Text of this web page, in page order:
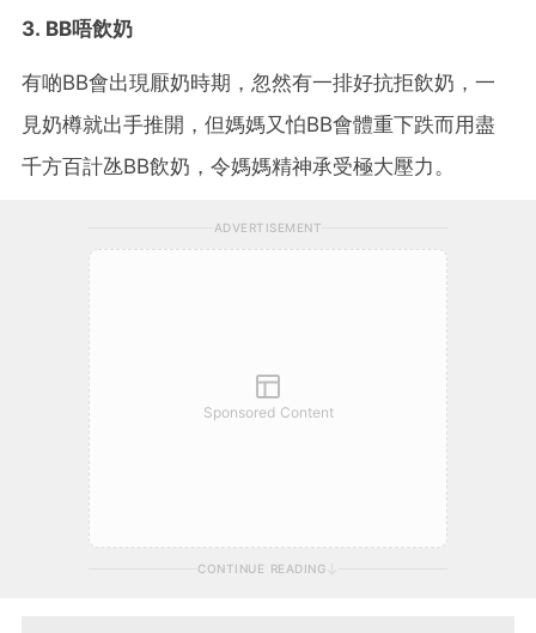
3. BB唔飲奶
有啲BB會出現厭奶時期，忽然有一排好抗拒飲奶，一
見奶樽就出手推開，但媽媽又怕BB會體重下跌而用盡
千方百計氹BB飲奶，令媽媽精神承受極大壓力。
ADVERTISEMENT
Sponsored Content
CONTINUE READING